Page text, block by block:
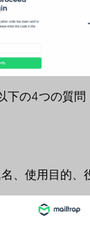
下の4つの質
、使用目的、